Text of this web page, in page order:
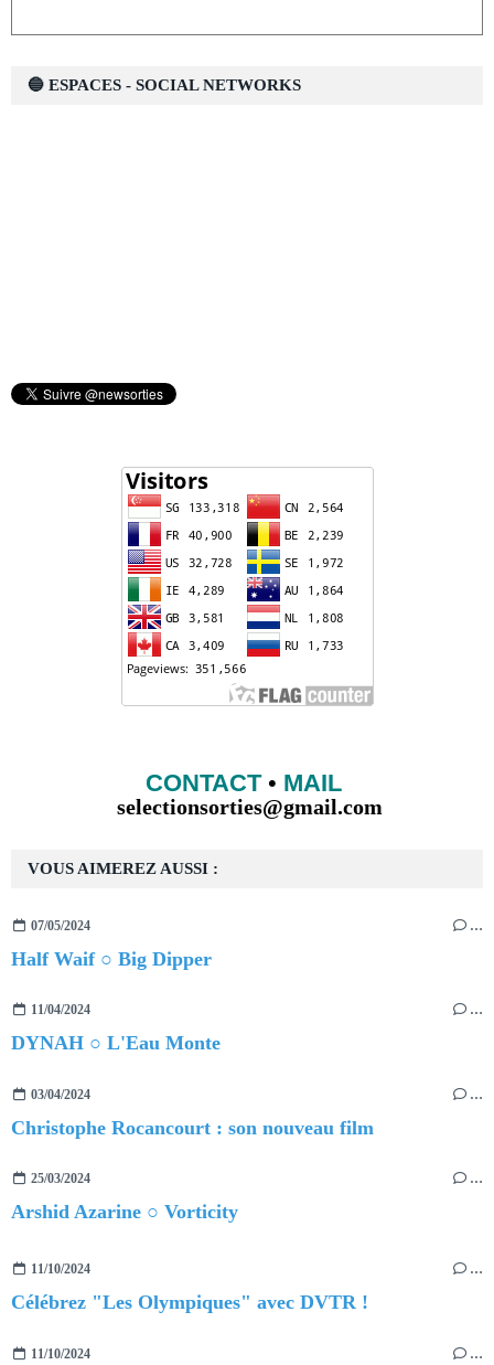
VOUS AIMEREZ AUSSI :
07/05/2024 …
Half Waif ○ Big Dipper
11/04/2024 …
DYNAH ○ L'Eau Monte
03/04/2024 …
Christophe Rocancourt : son nouveau film
25/03/2024 …
Arshid Azarine ○ Vorticity
11/10/2024 …
Célébrez "Les Olympiques" avec DVTR !
11/10/2024 …
🔵 ESPACES - SOCIAL NETWORKS
CONTACT• MAIL
selectionsorties@gmail.com